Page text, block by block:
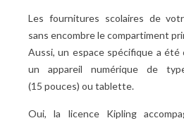
Les fournitures scolaires de
sans encombre le compartiment
Aussi, un espace spécifique a
un appareil numérique de
(15 pouces) ou tablette.
Oui, la licence Kipling